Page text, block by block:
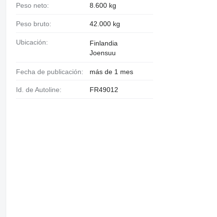
Peso neto: 8.600 kg
Peso bruto: 42.000 kg
Ubicación:
Finlandia
Joensuu
Fecha de publicación: más de 1 mes
Id. de Autoline: FR49012